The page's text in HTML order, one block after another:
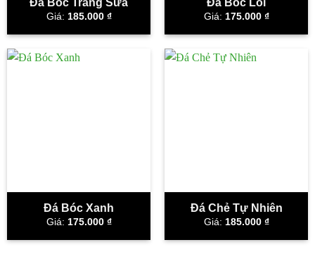
Đá Bóc Trắng Sữa
Giá: 185.000 ₫
Đá Bóc Lồi
Giá: 175.000 ₫
Đá Bóc Xanh
Giá: 175.000 ₫
Đá Chẻ Tự Nhiên
Giá: 185.000 ₫